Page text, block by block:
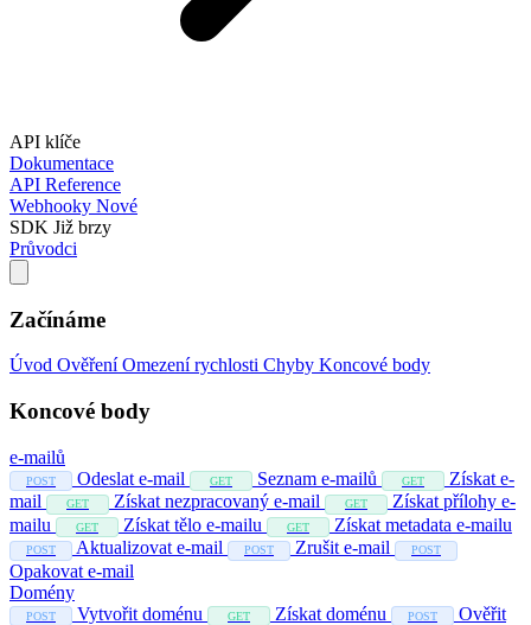
API klíče
Dokumentace
API Reference
Webhooky Nové
SDK Již brzy
Průvodci
Začínáme
Úvod OvěřeníOmezení rychlosti Chyby Koncové body
Koncové body
e-mailů
POST Odeslat e-mail GET Seznam e-mailů GET
Získat e-
mail
GET Získat nezpracovaný e-mail GET
Získat přílohy e-
mailu
GET Získat tělo e-mailu GET Získat metadata e-mailu
POST Aktualizovat e-mail POST Zrušit e-mail POST
Opakovat e-mail
Domény
POST Vytvořit doménu GET Získat doménu POST
Ověřit